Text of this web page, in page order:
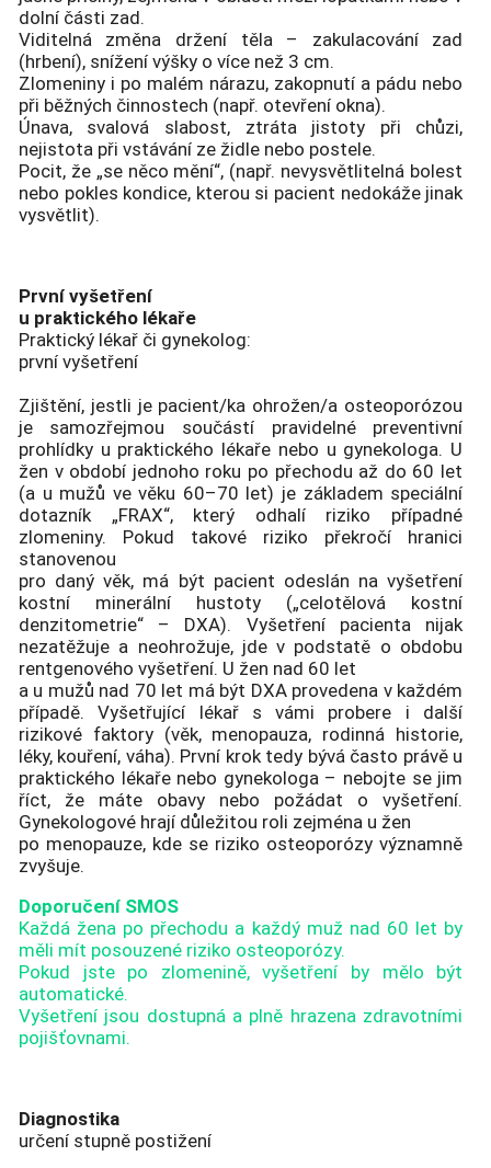
dolní části zad.
Viditelná změna držení těla – zakulacování zad
(hrbení), snížení výšky o více než 3 cm.
Zlomeniny i po malém nárazu, zakopnutí a pádu nebo
při běžných činnostech (např. otevření okna).
Únava, svalová slabost, ztráta jistoty při chůzi,
nejistota při vstávání ze židle nebo postele.
Pocit, že „se něco mění“, (např. nevysvětlitelná bolest
nebo pokles kondice, kterou si pacient nedokáže jinak
vysvětlit).
První vyšetření
u praktického lékaře
Praktický lékař či gynekolog:
první vyšetření
Zjištění, jestli je pacient/ka ohrožen/a osteoporózou
je samozřejmou součástí pravidelné preventivní
prohlídky u praktického lékaře nebo u gynekologa. U
žen v období jednoho roku po přechodu až do 60 let
(a u mužů ve věku 60–70 let) je základem speciální
dotazník „FRAX“, který odhalí riziko případné
zlomeniny. Pokud takové riziko překročí hranici
stanovenou
pro daný věk, má být pacient odeslán na vyšetření
kostní minerální hustoty („celotělová kostní
denzitometrie“ – DXA). Vyšetření pacienta nijak
nezatěžuje a neohrožuje, jde v podstatě o obdobu
rentgenového vyšetření. U žen nad 60 let
a u mužů nad 70 let má být DXA provedena v každém
případě. Vyšetřující lékař s vámi probere i další
rizikové faktory (věk, menopauza, rodinná historie,
léky, kouření, váha). První krok tedy bývá často právě u
praktického lékaře nebo gynekologa – nebojte se jim
říct, že máte obavy nebo požádat o vyšetření.
Gynekologové hrají důležitou roli zejména u žen
po menopauze, kde se riziko osteoporózy významně
zvyšuje.
Doporučení SMOS
Každá žena po přechodu a každý muž nad 60 let by
měli mít posouzené riziko osteoporózy.
Pokud jste po zlomenině, vyšetření by mělo být
automatické.
Vyšetření jsou dostupná a plně hrazena zdravotními
pojišťovnami.
Diagnostika
určení stupně postižení